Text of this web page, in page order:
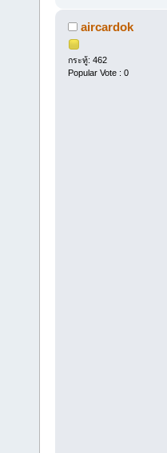
aircardok
กระทู้: 462
Popular Vote : 0